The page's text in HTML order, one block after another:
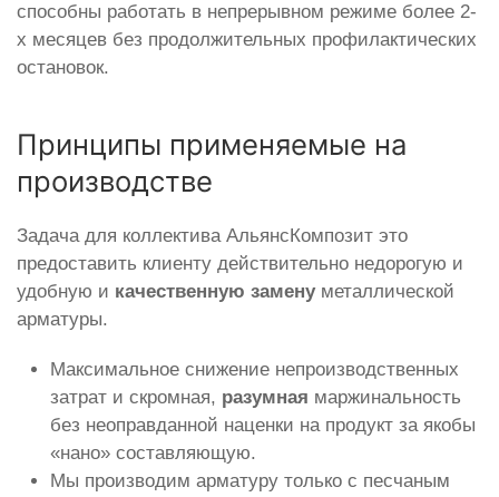
способны работать в непрерывном режиме более 2-
х месяцев без продолжительных профилактических
остановок.
Принципы применяемые на
производстве
Задача для коллектива АльянсКомпозит это
предоставить клиенту действительно недорогую и
удобную и качественную заменуметаллической
арматуры.
Максимальное снижение непроизводственных
затрат и скромная, разумная маржинальность
без неоправданной наценки на продукт за якобы
«нано» составляющую.
Мы производим арматуру только с песчаным